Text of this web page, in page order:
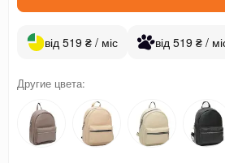
від 519 ₴ / міс від 519 ₴ /
Другие цвета: